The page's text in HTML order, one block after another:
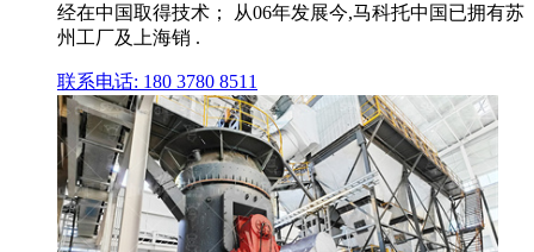
经在中国取得技术； 从06年发展今,马科托中国已拥有苏
州工厂及上海销 .
联系电话: 180 3780 8511